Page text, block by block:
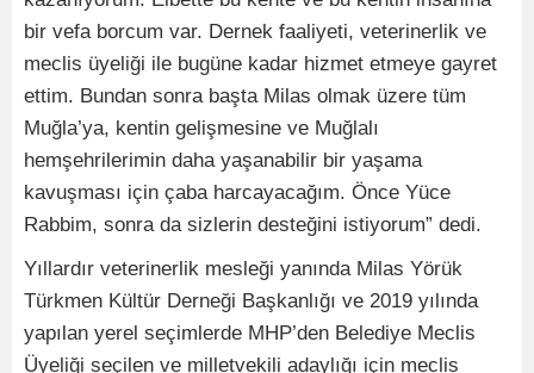
bir vefa borcum var. Dernek faaliyeti, veterinerlik ve
meclis üyeliği ile bugüne kadar hizmet etmeye gayret
ettim. Bundan sonra başta Milas olmak üzere tüm
Muğla’ya, kentin gelişmesine ve Muğlalı
hemşehrilerimin daha yaşanabilir bir yaşama
kavuşması için çaba harcayacağım. Önce Yüce
Rabbim, sonra da sizlerin desteğini istiyorum” dedi.
Yıllardır veterinerlik mesleği yanında Milas Yörük
Türkmen Kültür Derneği Başkanlığı ve 2019 yılında
yapılan yerel seçimlerde MHP’den Belediye Meclis
Üyeliği seçilen ve milletvekili adaylığı için meclis